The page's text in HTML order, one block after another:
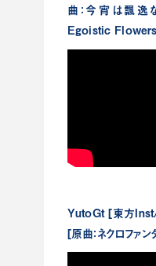
曲：今宵は飄逸
Egoistic
YutoGt [東方
[原曲：ネクロファ